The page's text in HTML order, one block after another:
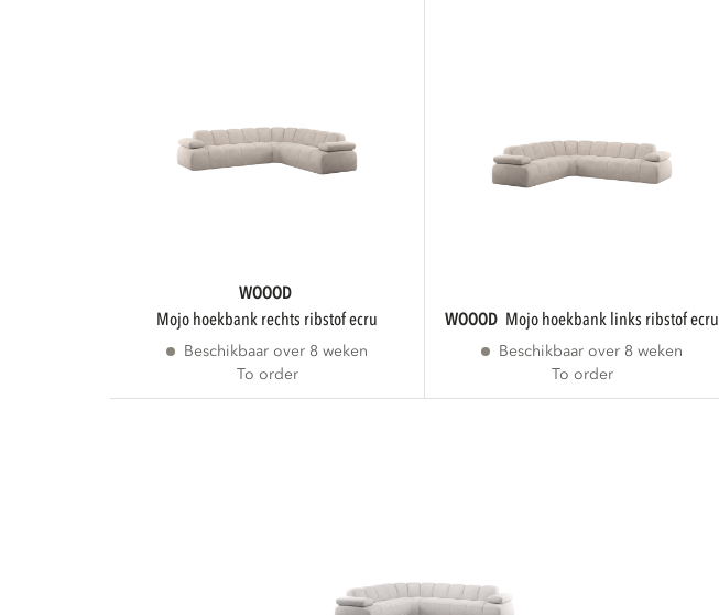
WOOOD
mojo hoekbank rechts ribstof ecru
Beschikbaar over 8 weken
To order
WOOOD mojo hoekbank links ribstof ecru
Beschikbaar over 8 weken
To order